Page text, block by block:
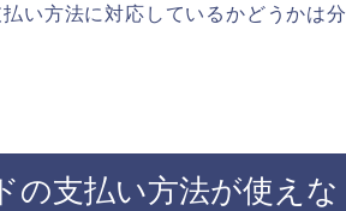
い方法に対応しているかどうかは分
の支払い方法が使えな